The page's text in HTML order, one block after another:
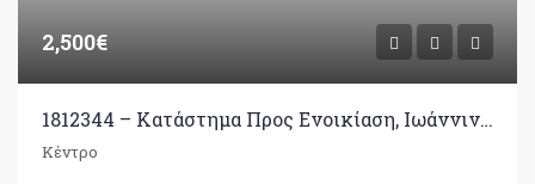
2,500€
1812344 – Κατάστημα Προς Ενοικίαση, Ιωάννινα, 126 τ.μ., €2.500
Κέντρο